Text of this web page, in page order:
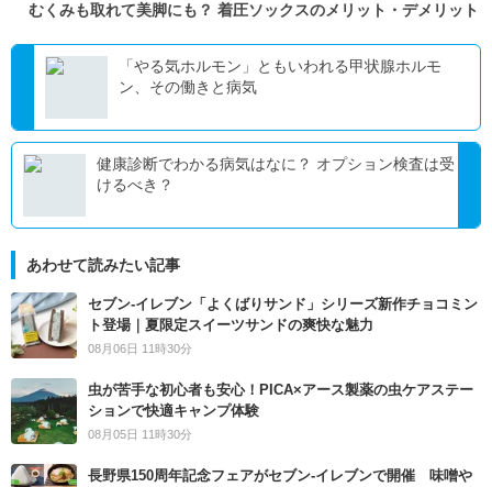
むくみも取れて美脚にも？ 着圧ソックスのメリット・デメリット
「やる気ホルモン」ともいわれる甲状腺ホルモ
ン、その働きと病気
健康診断でわかる病気はなに？ オプション検査は受
けるべき？
あわせて読みたい記事
セブン‐イレブン「よくばりサンド」シリーズ新作チョコミン
ト登場｜夏限定スイーツサンドの爽快な魅力
08月06日 11時30分
虫が苦手な初心者も安心！PICA×アース製薬の虫ケアステー
ションで快適キャンプ体験
08月05日 11時30分
長野県150周年記念フェアがセブン-イレブンで開催 味噌や